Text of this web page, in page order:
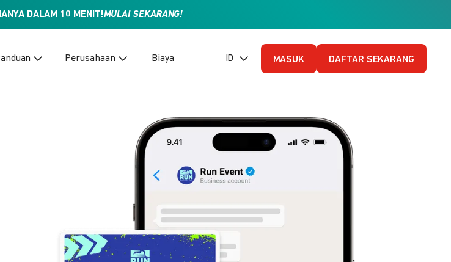
DALAM 10 MENIT!MULAI SEKARANG!
Perusahaan Biaya ID (Bahasa Indonesia)
MASUK DAFTAR SEKARANG